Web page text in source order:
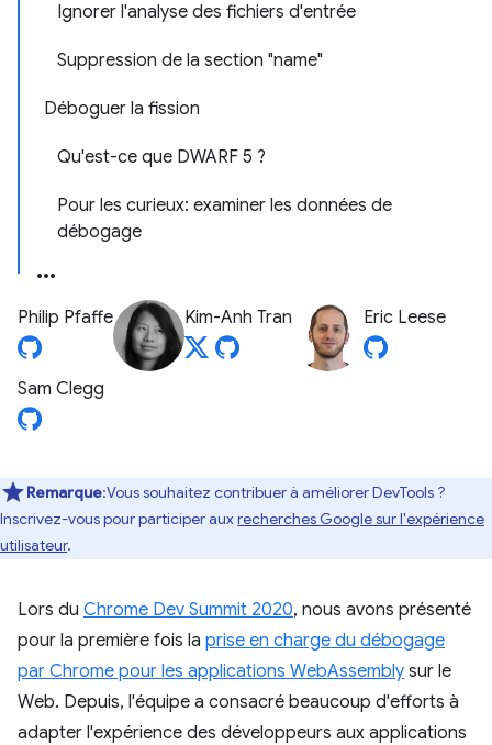
Ignorer l'analyse des fichiers d'entrée
Suppression de la section "name"
Déboguer la fission
Qu'est-ce que DWARF 5 ?
Pour les curieux: examiner les données de
débogage
Philip Pfaffe Kim-Anh Tran Eric Leese
Sam Clegg
Remarque:Vous souhaitez contribuer à améliorer DevTools ?
Inscrivez-vous pour participer auxrecherches Google sur l'expérience
utilisateur.
Lors du Chrome Dev Summit 2020, nous avons présenté
pour la première fois la prise en charge du débogage
par Chrome pour les applications WebAssembly sur le
Web. Depuis, l'équipe a consacré beaucoup d'efforts à
adapter l'expérience des développeurs aux applications